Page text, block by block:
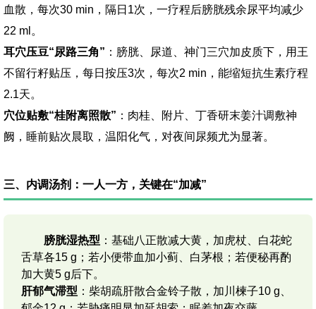
血散，每次30 min，隔日1次，一疗程后膀胱残余尿平均减少
22 ml。
耳穴压豆“尿路三角” ：膀胱、尿道、神门三穴加皮质下，用王
不留行籽贴压，每日按压3次，每次2 min，能缩短抗生素疗程
2.1天。
穴位贴敷“桂附离照散” ：肉桂、附片、丁香研末姜汁调敷神
阙，睡前贴次晨取，温阳化气，对夜间尿频尤为显著。
三、内调汤剂：一人一方，关键在“加减”
膀胱湿热型 ：基础八正散减大黄，加虎杖、白花蛇
舌草各15 g；若小便带血加小蓟、白茅根；若便秘再酌
加大黄5 g后下。
肝郁气滞型 ：柴胡疏肝散合金铃子散，加川楝子10 g、